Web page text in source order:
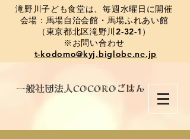
​滝野川子ども食堂は、毎週水曜日に開催
会場：馬場自治会館・馬場ふれあい館
（東京都北区滝野川2-32-1）
※お問い合わせ
t-kodomo@kyj.biglobe.ne.jp
​一般社団法人COCOROごはん